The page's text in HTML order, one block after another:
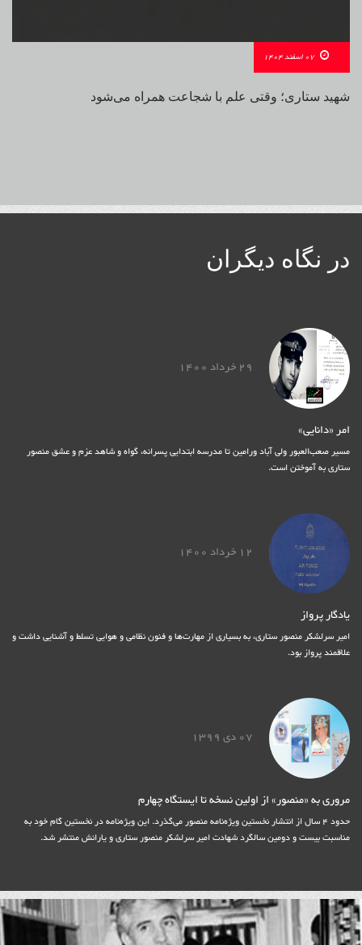
07 اسفند 1404
شهید ستاری؛ وقتی علم با شجاعت همراه می‌شود
در نگاه دیگران
29 خرداد 1400
امر «دانایی»
مسیر صعب‌العبور ولی آباد ورامین تا مدرسه ابتدایی پسرانه، گواه و شاهد عزم و عشق منصور
ستاری به آموختن است.
12 خرداد 1400
یادگار پرواز
امیر سرلشکر منصور ستاری، به بسیاری از مهارت‌ها و فنون نظامی و هوایی تسلط و آشنایی داشت و
علاقمند پرواز بود.
07 دی 1399
مروری به «منصور» از اولین نسخه تا ایستگاه چهارم
حدود 4 سال از انتشار نخستین ویژه‌نامه منصور می‌گذرد. این ویژه‌نامه در نخستین گام خود به
مناسبت بیست و دومین سالگرد شهادت امیر سرلشکر منصور ستاری و یارانش منتشر شد.